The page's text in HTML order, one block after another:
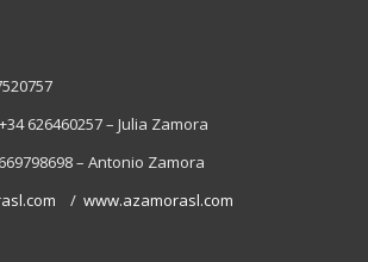
626460257 – Julia Zamora
– Antonio Zamora
/ www.azamorasl.com